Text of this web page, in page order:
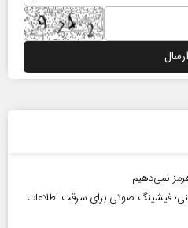
نمی‌دهیم
فیشینگ صوتی برای سرقت اطلاعات